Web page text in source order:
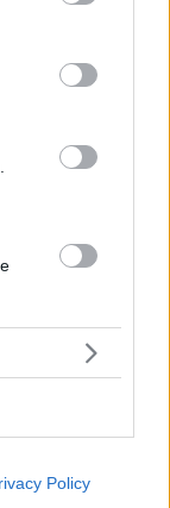
party tags to
below Google
Policy
πρώτη 24/7
μαθαίνουν οι